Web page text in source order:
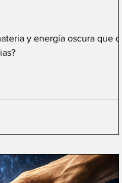
y energía oscura que de